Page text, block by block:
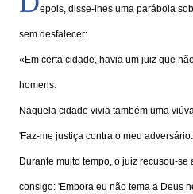
epois, disse-lhes uma parábola
sem desfalecer:
«Em certa cidade, havia um juiz que
homens.
Naquela cidade vivia também uma
'Faz-me justiça contra o meu
Durante muito tempo, o juiz recusou-se
consigo: 'Embora eu não tema a Deus